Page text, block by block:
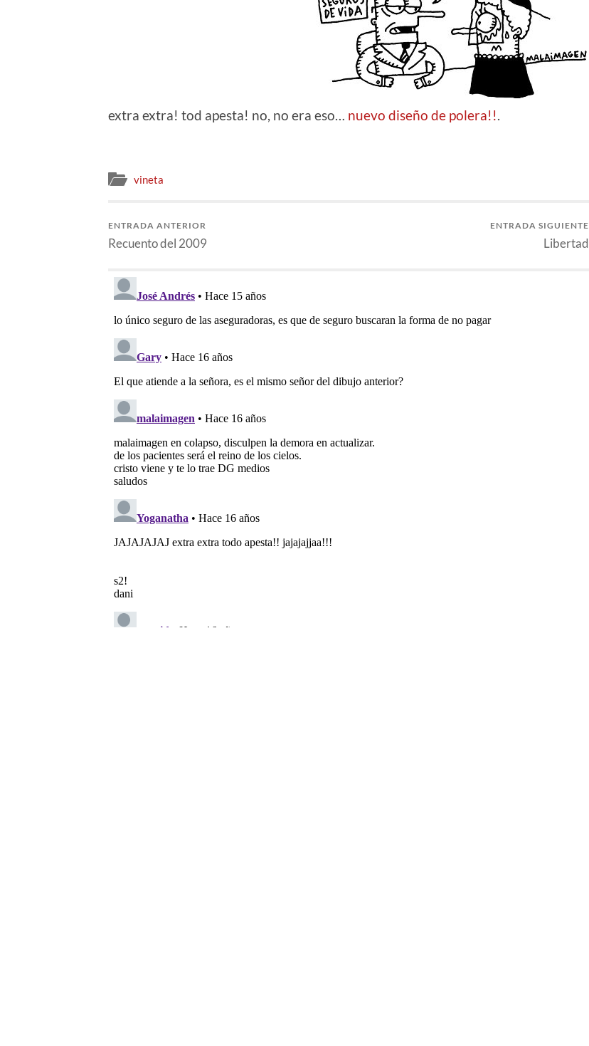
extra extra! tod apesta! no, no era eso… nuevo diseño de polera!!
vineta
ENTRADA ANTERIOR
Recuento del 2009
ENTRADA SIGUIENTE
Libertad